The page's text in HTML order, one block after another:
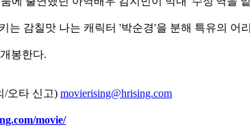
는 감칠맛 나는 캐릭터 '박순경'을 분해 특유의 어
봉한다.
/오타 신고) movierising@hrising.com
movie/